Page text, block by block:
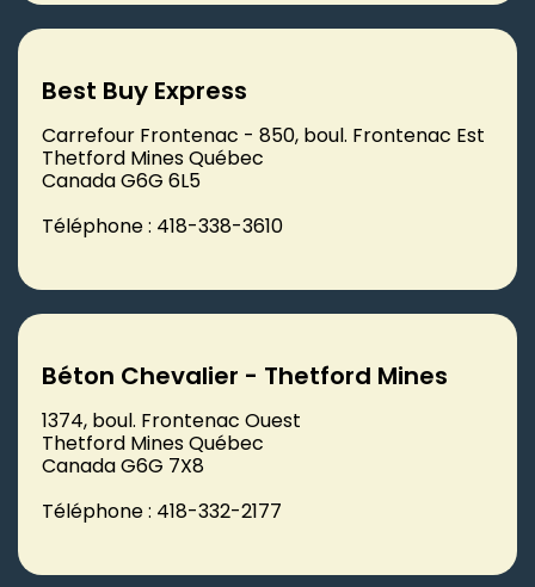
Best Buy Express
Carrefour Frontenac - 850, boul. Frontenac Est
Thetford Mines Québec
Canada G6G 6L5
Téléphone : 418-338-3610
Béton Chevalier - Thetford Mines
1374, boul. Frontenac Ouest
Thetford Mines Québec
Canada G6G 7X8
Téléphone : 418-332-2177